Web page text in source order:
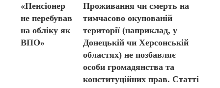
«Пенсіонер
не перебував
на обліку як
ВПО»
Проживання чи смерть на
тимчасово окупованій
території (наприклад, у
Донецькій чи Херсонській
областях) не позбавляє
особи громадянства та
конституційних прав. Статті